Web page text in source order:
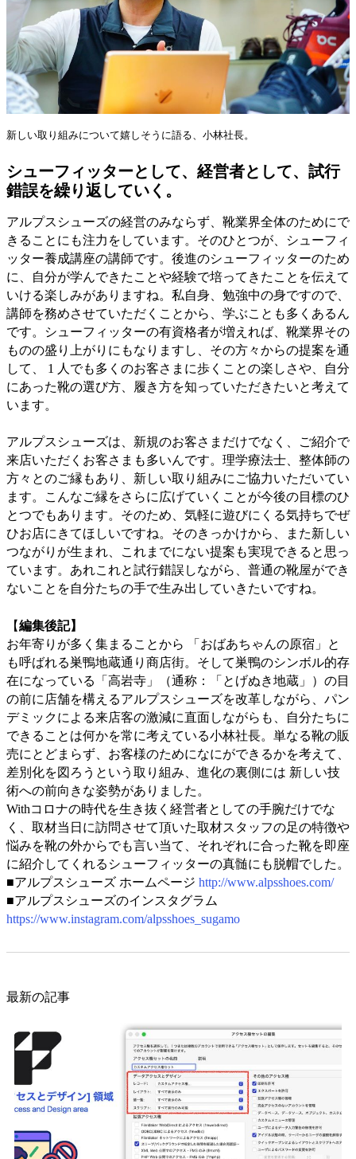
新しい取り組みについて嬉しそうに語る、小林社長。
シューフィッターとして、経営者として、試行
錯誤を繰り返していく。
アルプスシューズの経営のみならず、靴業界全体のためにで
きることにも注力をしています。そのひとつが、シューフィ
ッター養成講座の講師です。後進のシューフィッターのため
に、自分が学んできたことや経験で培ってきたことを伝えて
いける楽しみがありますね。私自身、勉強中の身ですので、
講師を務めさせていただくことから、学ぶことも多くあるん
です。シューフィッターの有資格者が増えれば、靴業界その
ものの盛り上がりにもなりますし、その方々からの提案を通
して、 1 人でも多くのお客さまに歩くことの楽しさや、自分
にあった靴の選び方、履き方を知っていただきたいと考えて
います。
アルプスシューズは、新規のお客さまだけでなく、ご紹介で
来店いただくお客さまも多いんです。理学療法士、整体師の
方々とのご縁もあり、新しい取り組みにご協力いただいてい
ます。こんなご縁をさらに広げていくことが今後の目標のひ
とつでもあります。そのため、気軽に遊びにくる気持ちでぜ
ひお店にきてほしいですね。そのきっかけから、また新しい
つながりが生まれ、これまでにない提案も実現できると思っ
ています。あれこれと試行錯誤しながら、普通の靴屋ができ
ないことを自分たちの手で生み出していきたいですね。
【編集後記】
お年寄りが多く集まることから 「おばあちゃんの原宿」と
も呼ばれる巣鴨地蔵通り商店街。そして巣鴨のシンボル的存
在になっている「高岩寺」（通称：「とげぬき地蔵」）の目
の前に店舗を構えるアルプスシューズを改革しながら、パン
デミックによる来店客の激減に直面しながらも、自分たちに
できることは何かを常に考えている小林社長。単なる靴の販
売にとどまらず、お客様のためになにができるかを考えて、
差別化を図ろうという取り組み、進化の裏側には 新しい技
術への前向きな姿勢がありました。
Withコロナの時代を生き抜く経営者としての手腕だけでな
く、取材当日に訪問させて頂いた取材スタッフの足の特徴や
悩みを靴の外からでも言い当て、それぞれに合った靴を即座
に紹介してくれるシューフィッターの真髄にも脱帽でした。
■アルプスシューズ ホームページ http://www.alpsshoes.com/
■アルプスシューズのインスタグラム
https://www.instagram.com/alpsshoes_sugamo
最新の記事